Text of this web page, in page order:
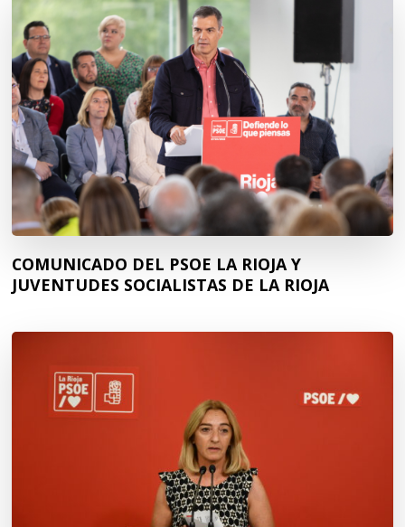
COMUNICADO DEL PSOE LA RIOJA Y
JUVENTUDES SOCIALISTAS DE LA RIOJA